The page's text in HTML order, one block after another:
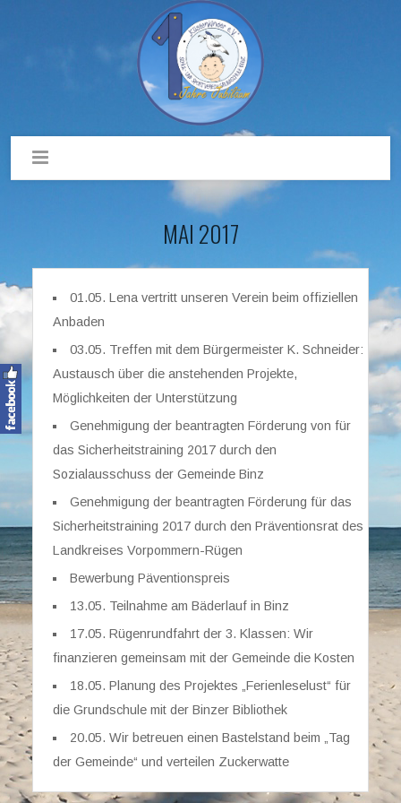
MAI 2017
01.05. Lena vertritt unseren Verein beim offiziellen
Anbaden
03.05. Treffen mit dem Bürgermeister K. Schneider:
Austausch über die anstehenden Projekte,
Möglichkeiten der Unterstützung
Genehmigung der beantragten Förderung von für
das Sicherheitstraining 2017 durch den
Sozialausschuss der Gemeinde Binz
Genehmigung der beantragten Förderung für das
Sicherheitstraining 2017 durch den Präventionsrat des
Landkreises Vorpommern-Rügen
Bewerbung Päventionspreis
13.05. Teilnahme am Bäderlauf in Binz
17.05. Rügenrundfahrt der 3. Klassen: Wir
finanzieren gemeinsam mit der Gemeinde die Kosten
18.05. Planung des Projektes „Ferienleselust“ für
die Grundschule mit der Binzer Bibliothek
20.05. Wir betreuen einen Bastelstand beim „Tag
der Gemeinde“ und verteilen Zuckerwatte